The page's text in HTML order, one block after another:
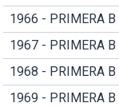
1966 - PRIMERA B
1967 - PRIMERA B
1968 - PRIMERA B
1969 - PRIMERA B